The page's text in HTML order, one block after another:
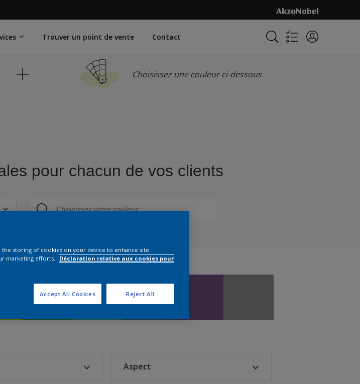
Trouver un point de vente Contact
Choisissez une couleur ci-dessous
pour chacun de vos clients
Aspect
the storing of cookies on your device to enhance site
marketing efforts.
Déclaration relative aux cookies pour
Reject All
Accept All Cookies